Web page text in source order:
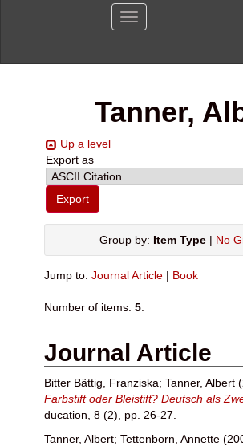
Toggle navigation
Tanner,
Up a level
Export as
Group by: Item Type| No
Jump to: Journal Article | Book
Number of items: 5
Journal Article
Bitter Bättig, Franziska; Tanner, Albert
Farbstift oder Bleistift? Deutsch als
ducation, 8 (2), pp. 26-27.
Tanner, Albert; Tettenborn, Annette